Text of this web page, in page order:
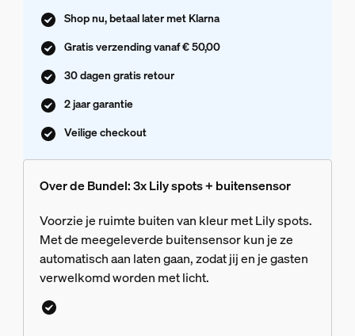
Shop nu, betaal later met Klarna
Gratis verzending vanaf € 50,00
30 dagen gratis retour
2 jaar garantie
Veilige checkout
Over de Bundel: 3x Lily spots + buitensensor
Voorzie je ruimte buiten van kleur met Lily spots.
Met de meegeleverde buitensensor kun je ze
automatisch aan laten gaan, zodat jij en je gasten
verwelkomd worden met licht.